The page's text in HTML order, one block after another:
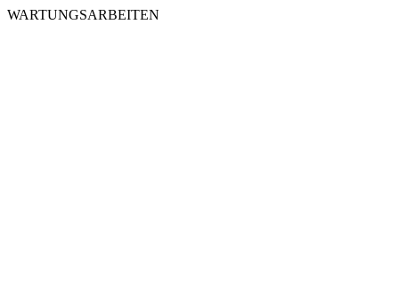
WARTUNGSARBEITEN